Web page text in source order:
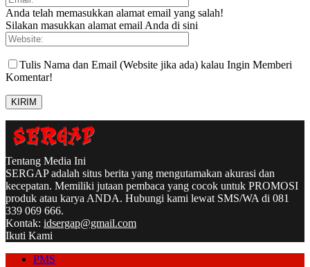
Anda telah memasukkan alamat email yang salah!
Silakan masukkan alamat email Anda di sini
Tulis Nama dan Email (Website jika ada) kalau Ingin Memberi
Komentar!
Tentang Media Ini
SERGAP adalah situs berita yang mengutamakan akurasi dan
kecepatan. Memiliki jutaan pembaca yang cocok untuk PROMOSI
produk atau karya ANDA. Hubungi kami lewat SMS/WA di 081
339 069 666.
Kontak: idsergap@gmail.com
Ikuti Kami
PMS